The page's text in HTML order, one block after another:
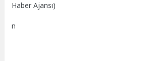
Haber Ajansı)
n